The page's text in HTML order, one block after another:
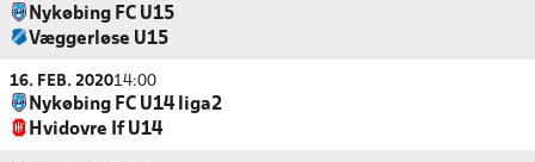
Nykøbing FC U15
Væggerløse U15
16. FEB. 202014:00
Nykøbing FC U14 liga2
Hvidovre If U14